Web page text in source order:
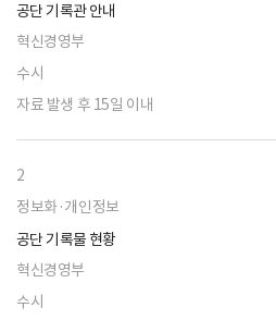
공단 기록관 안내
혁신경영부
수시
자료 발생 후 15일 이내
2
정보화·개인정보
공단 기록물 현황
혁신경영부
수시